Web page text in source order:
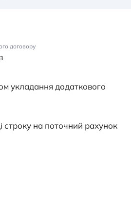
договору
укладання додаткового
строку на поточний рахунок